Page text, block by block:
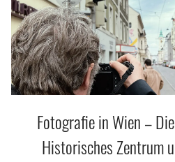
Lifestyle
Erlebnisse
FacebookInstagram
Pinterest
Fotografie in Wien –
Historisches Zentrum